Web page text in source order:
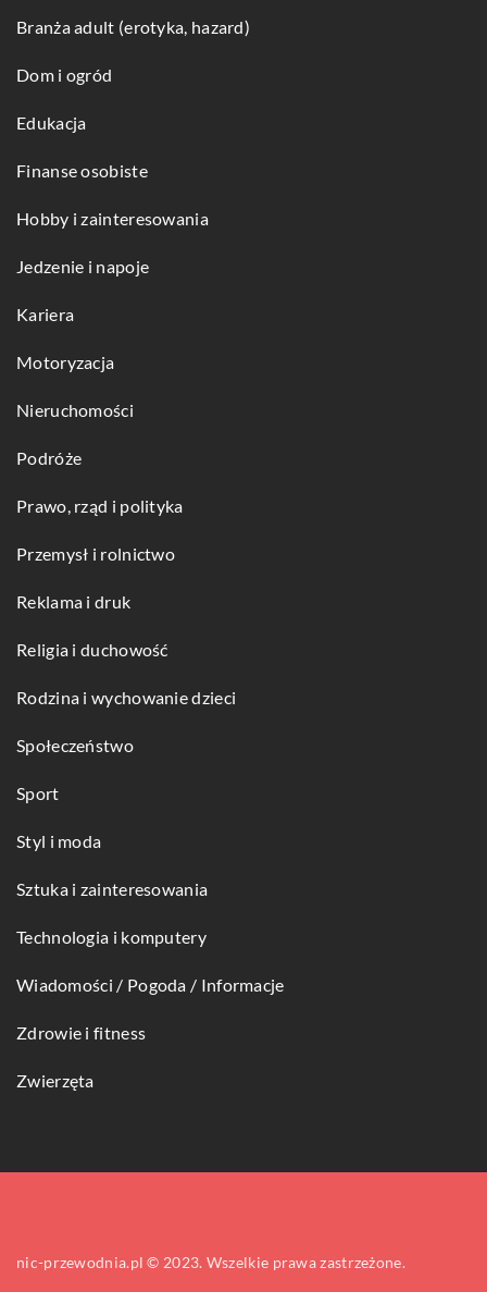
Branża adult (erotyka, hazard)
Dom i ogród
Edukacja
Finanse osobiste
Hobby i zainteresowania
Jedzenie i napoje
Kariera
Motoryzacja
Nieruchomości
Podróże
Prawo, rząd i polityka
Przemysł i rolnictwo
Reklama i druk
Religia i duchowość
Rodzina i wychowanie dzieci
Społeczeństwo
Sport
Styl i moda
Sztuka i zainteresowania
Technologia i komputery
Wiadomości / Pogoda / Informacje
Zdrowie i fitness
Zwierzęta
nic-przewodnia.pl © 2023. Wszelkie prawa zastrzeżone.